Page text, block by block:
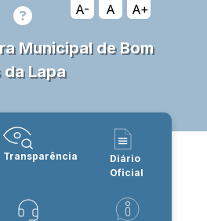
A- A A+
Municipal de Bom
da Lapa
Transparência
Diário
Oficial